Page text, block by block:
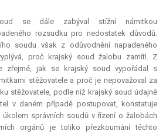
se dále zabýval stížní námitkou
rozsudku pro nedostatek důvodů.
soudu však z odůvodnění napadeného
proč krajský soud žalobu zamítl. Z
zřejmé, jak se krajský soud vypořádal s
stěžovatele a proč je nepovažoval za
stěžovatele, podle níž krajský soud údajně
v daném případě postupovat, konstatuje
úkolem správních soudů v řízení o žalobách
orgánů je toliko přezkoumání těchto